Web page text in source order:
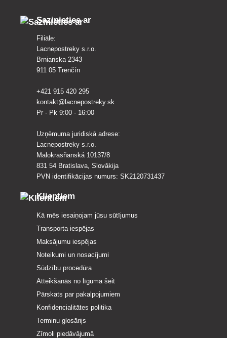
Sazinieties ar
Filiāle:
Lacnepostreky s.r.o.
Brnianska 2343
911 05 Trenčín
+421 915 420 295
kontakt@lacnepostreky.sk
Pr - Pk 9:00 - 16:00
Uzņēmuma juridiskā adrese:
Lacnepostreky s.r.o.
Malokrasňanská 10137/8
831 54 Bratislava, Slovākija
PVN identifikācijas numurs: SK2120731437
Klientiem
Kā mēs iesaiņojam jūsu sūtījumus
Transporta iespējas
Maksājumu iespējas
Noteikumi un nosacījumi
Sūdzību procedūra
Atteikšanās no līguma šeit
Pārskats par pakalpojumiem
Konfidencialitātes politika
Terminu glosārijs
Zīmoli piedāvājumā